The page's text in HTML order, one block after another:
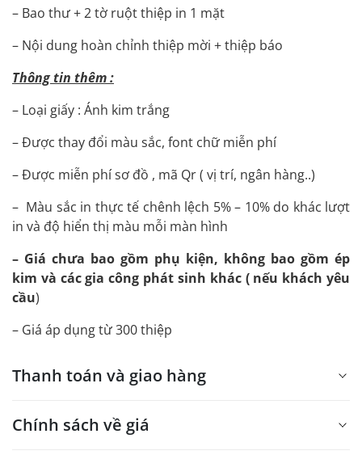
– Bao thư + 2 tờ ruột thiệp in 1 mặt
– Nội dung hoàn chỉnh thiệp mời + thiệp báo
Thông tin thêm :
– Loại giấy : Ánh kim trắng
– Được thay đổi màu sắc, font chữ miễn phí
– Được miễn phí sơ đồ , mã Qr ( vị trí, ngân hàng..)
– Màu sắc in thực tế chênh lệch 5% – 10% do khác lượt
in và độ hiển thị màu mỗi màn hình
– Giá chưa bao gồm phụ kiện, không bao gồm ép
kim và các gia công phát sinh khác ( nếu khách yêu
cầu)
– Giá áp dụng từ 300 thiệp
Thanh toán và giao hàng
Chính sách về giá